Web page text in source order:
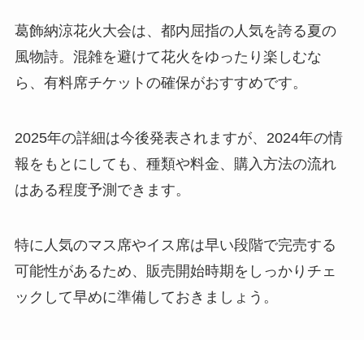
葛飾納涼花火大会は、都内屈指の人気を誇る夏の
風物詩。混雑を避けて花火をゆったり楽しむな
ら、有料席チケットの確保がおすすめです。
2025年の詳細は今後発表されますが、2024年の情
報をもとにしても、種類や料金、購入方法の流れ
はある程度予測できます。
特に人気のマス席やイス席は早い段階で完売する
可能性があるため、販売開始時期をしっかりチェ
ックして早めに準備しておきましょう。